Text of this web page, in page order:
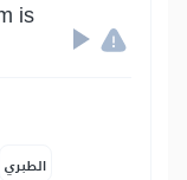
is
الطبري